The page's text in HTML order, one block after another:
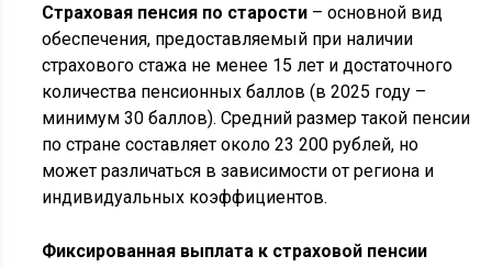
Страховая пенсия по старости – основной вид
обеспечения, предоставляемый при наличии
страхового стажа не менее 15 лет и достаточного
количества пенсионных баллов (в 2025 году –
минимум 30 баллов). Средний размер такой пенсии
по стране составляет около 23 200 рублей, но
может различаться в зависимости от региона и
индивидуальных коэффициентов.
Фиксированная выплата к страховой пенсии